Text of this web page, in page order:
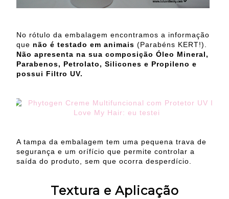
No rótulo da embalagem encontramos a informação
que não é testado em animais (Parabéns KERT!).
Não apresenta na sua composição Óleo Mineral,
Parabenos, Petrolato, Silicones e Propileno e
possui Filtro UV.
A tampa da embalagem tem uma pequena trava de
segurança e um orífício que permite controlar a
saída do produto, sem que ocorra desperdício.
Textura e Aplicação